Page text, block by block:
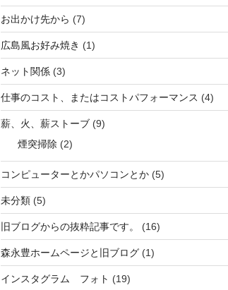
お出かけ先から (7)
広島風お好み焼き (1)
ネット関係(3)
仕事のコスト、またはコストパフォーマンス (4)
薪、火、薪ストーブ(9)
煙突掃除 (2)
コンピューターとかパソコンとか(5)
未分類(5)
旧ブログからの抜粋記事です。 (16)
森永豊ホームページと旧ブログ(1)
インスタグラム フォト (19)